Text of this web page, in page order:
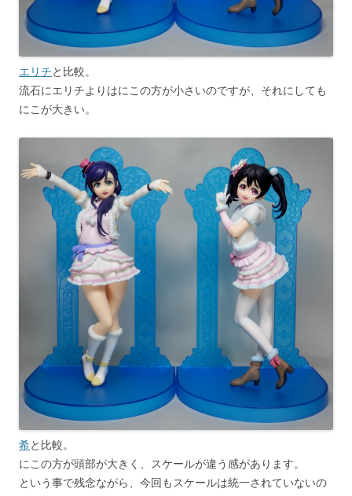
エリチと比較。
流石にエリチよりはにこの方が小さいのですが、それにしても
にこが大きい。
希と比較。
にこの方が頭部が大きく、スケールが違う感があります。
という事で残念ながら、今回もスケールは統一されていないの